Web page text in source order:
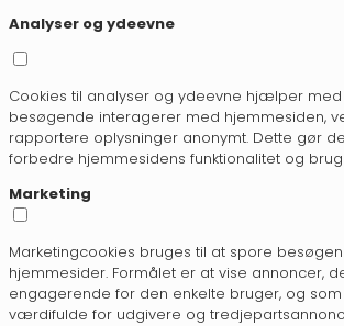
Analyser og ydeevne
Cookies til analyser og ydeevne hjælper
besøgende interagerer med hjemmesiden,
rapportere oplysninger anonymt. Dette gør
forbedre hjemmesidens funktionalitet og
Marketing
Marketingcookies bruges til at spore
hjemmesider. Formålet er at vise annoncer,
engagerende for den enkelte bruger, og
værdifulde for udgivere og